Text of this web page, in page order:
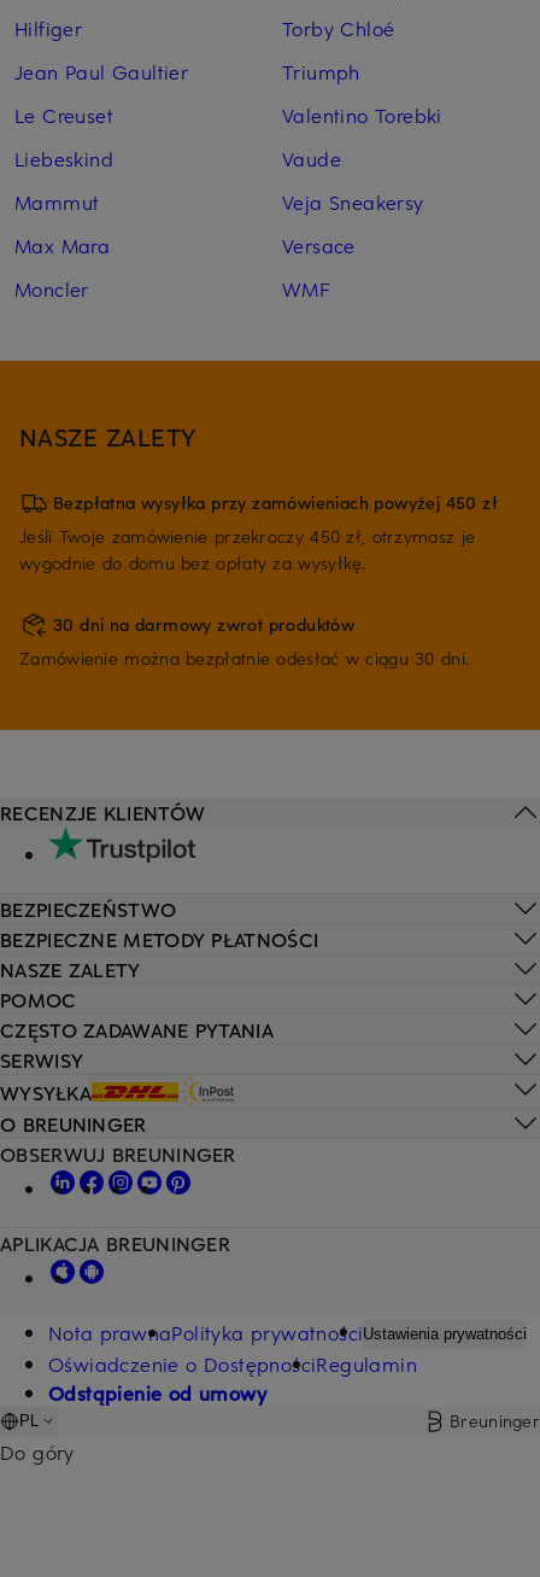
Hilfiger
Jean Paul Gaultier
Le Creuset
Liebeskind
Mammut
Max Mara
Moncler
Torby Chloé
Triumph
Valentino Torebki
Vaude
Veja Sneakersy
Versace
WMF
NASZE ZALETY
Bezpłatna wysyłka przy zamówieniach powyżej 450 zł
Jeśli Twoje zamówienie przekroczy 450 zł, otrzymasz je
wygodnie do domu bez opłaty za wysyłkę.
30 dni na darmowy zwrot produktów
Zamówienie można bezpłatnie odesłać w ciągu 30 dni.
POMOC
CZĘSTO ZADAWANE PYTANIA
SERWISY
WYSYŁKA
RECENZJE KLIENTÓW
BEZPIECZEŃSTWO
BEZPIECZNE METODY PŁATNOŚCI
NASZE ZALETY
O BREUNINGER
OBSERWUJ BREUNINGER
APLIKACJA BREUNINGER
Nota prawnaPolityka prywatnościUstawienia prywatności
Oświadczenie o DostępnościRegulamin
Odstąpienie od umowy
PL Breuninger
Do góry